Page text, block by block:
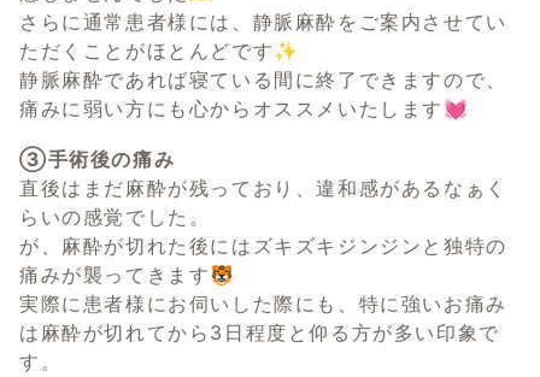
さらに通常患者様には、静脈麻酔をご案内させてい
ただくことがほとんどです✨
静脈麻酔であれば寝ている間に終了できますので、
痛みに弱い方にも心からオススメいたします💓
③手術後の痛み
直後はまだ麻酔が残っており、違和感があるなぁく
らいの感覚でした。
が、麻酔が切れた後にはズキズキジンジンと独特の
痛みが襲ってきます🐯
実際に患者様にお伺いした際にも、特に強いお痛み
は麻酔が切れてから3日程度と仰る方が多い印象で
す。